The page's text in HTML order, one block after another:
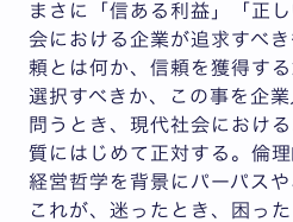
まさに「信ある利益」「正
会における企業が追求すべ
頼とは何か、信頼を獲得す
選択すべきか、この事を企
問うとき、現代社会におけ
質にはじめて正対する。倫
経営哲学を背景にパーパス
これが、迷ったとき、困っ